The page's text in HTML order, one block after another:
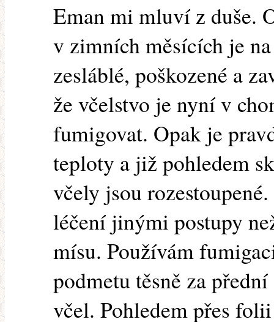
Eman mi mluví z duše.
v zimních měsících je
zesláblé, poškozené a
že včelstvo je nyní v
fumigovat. Opak je
teploty a již pohledem
včely jsou
léčení jinými postupy
mísu. Používám
podmetu těsně za
včel. Pohledem přes